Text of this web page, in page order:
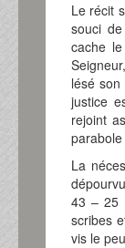
Le récit
souci
cache
lésé
justice
rejoint
La
43 – 25
scribes
vis le